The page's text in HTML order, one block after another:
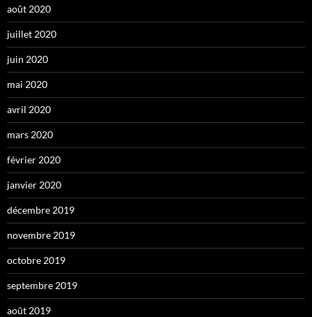
août 2020
juillet 2020
juin 2020
mai 2020
avril 2020
mars 2020
février 2020
janvier 2020
décembre 2019
novembre 2019
octobre 2019
septembre 2019
août 2019